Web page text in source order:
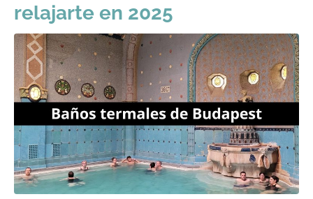
relajarte en 2025